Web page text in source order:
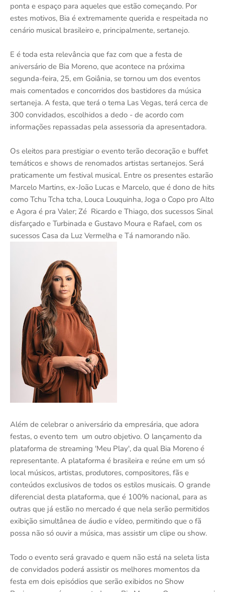
ponta e espaço para aqueles que estão começando. Por
estes motivos, Bia é extremamente querida e respeitada no
cenário musical brasileiro e, principalmente, sertanejo.
E é toda esta relevância que faz com que a festa de
aniversário de Bia Moreno, que acontece na próxima
segunda-feira, 25, em Goiânia, se tornou um dos eventos
mais comentados e concorridos dos bastidores da música
sertaneja. A festa, que terá o tema Las Vegas, terá cerca de
300 convidados, escolhidos a dedo - de acordo com
informações repassadas pela assessoria da apresentadora.
Os eleitos para prestigiar o evento terão decoração e buffet
temáticos e shows de renomados artistas sertanejos. Será
praticamente um festival musical. Entre os presentes estarão
Marcelo Martins, ex-João Lucas e Marcelo, que é dono de hits
como Tchu Tcha tcha, Louca Louquinha, Joga o Copo pro Alto
e Agora é pra Valer; Zé Ricardo e Thiago, dos sucessos Sinal
disfarçado e Turbinada e Gustavo Moura e Rafael, com os
sucessos Casa da Luz Vermelha e Tá namorando não.
Além de celebrar o aniversário da empresária, que adora
festas, o evento tem um outro objetivo. O lançamento da
plataforma de streaming 'Meu Play', da qual Bia Moreno é
representante. A plataforma é brasileira e reúne em um só
local músicos, artistas, produtores, compositores, fãs e
conteúdos exclusivos de todos os estilos musicais. O grande
diferencial desta plataforma, que é 100% nacional, para as
outras que já estão no mercado é que nela serão permitidos
exibição simultânea de áudio e vídeo, permitindo que o fã
possa não só ouvir a música, mas assistir um clipe ou show.
Todo o evento será gravado e quem não está na seleta lista
de convidados poderá assistir os melhores momentos da
festa em dois episódios que serão exibidos no Show